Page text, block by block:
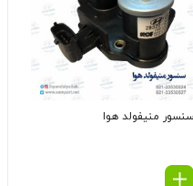
سنسور منیفولد هوا